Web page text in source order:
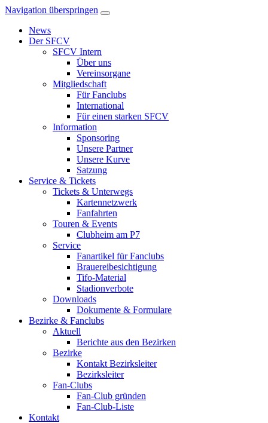
Navigation überspringen
News
Der SFCV
SFCV Intern
Über uns
Vereinsorgane
Mitgliedschaft
Für Fanclubs
International
Für einen starken SFCV
Information
Sponsoring
Unsere Partner
Unsere Kurve
Satzung
Service & Tickets
Tickets & Unterwegs
Kartennetzwerk
Fanfahrten
Touren & Events
Clubheim am P7
Service
Fanartikel für Fanclubs
Brauereibesichtigung
Tifo-Material
Stadionverbote
Downloads
Dokumente & Formulare
Bezirke & Fanclubs
Aktuell
Berichte aus den Bezirken
Bezirke
Kontakt Bezirksleiter
Bezirksleiter
Fan-Clubs
Fan-Club gründen
Fan-Club-Liste
Kontakt